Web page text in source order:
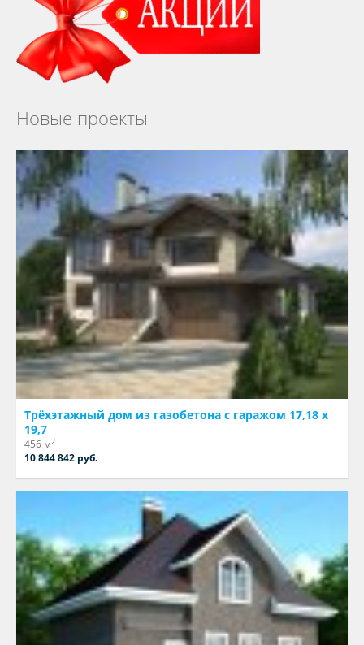
Новые проекты
Трёхэтажный дом из газобетона с гаражом 17,18 х
19,7
456 м2
10 844 842 руб.